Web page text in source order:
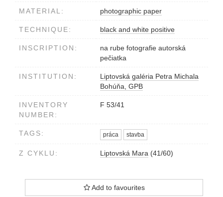
MATERIAL: photographic paper
TECHNIQUE: black and white positive
INSCRIPTION:
na rube fotografie autorská
pečiatka
INSTITUTION:
Liptovská galéria Petra Michala
Bohúňa, GPB
INVENTORY
NUMBER:
F 53/41
TAGS: práca stavba
Z CYKLU: Liptovská Mara (41/60)
Add to favourites